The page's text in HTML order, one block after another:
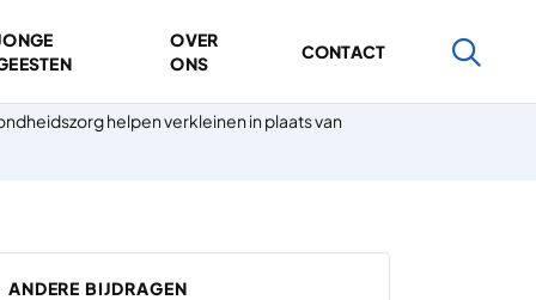
OVER
ONS
CONTACT
helpen verkleinen in plaats van
ANDERE BIJDRAGEN